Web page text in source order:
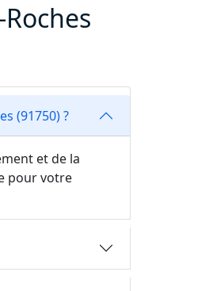
(91750) ?
et de la
pour votre